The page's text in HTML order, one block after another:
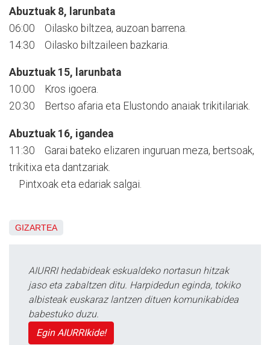
Abuztuak 8, larunbata
06:00 Oilasko biltzea, auzoan barrena.
14:30 Oilasko biltzaileen bazkaria.
Abuztuak 15, larunbata
10:00 Kros igoera.
20:30 Bertso afaria eta Elustondo anaiak trikitilariak.
Abuztuak 16, igandea
11:30 Garai bateko elizaren inguruan meza, bertsoak,
trikitixa eta dantzariak.
Pintxoak eta edariak salgai.
GIZARTEA
AIURRI hedabideak eskualdeko nortasun hitzak
jaso eta zabaltzen ditu. Harpidedun eginda, tokiko
albisteak euskaraz lantzen dituen komunikabidea
babestuko duzu.
Egin AIURRIkide!